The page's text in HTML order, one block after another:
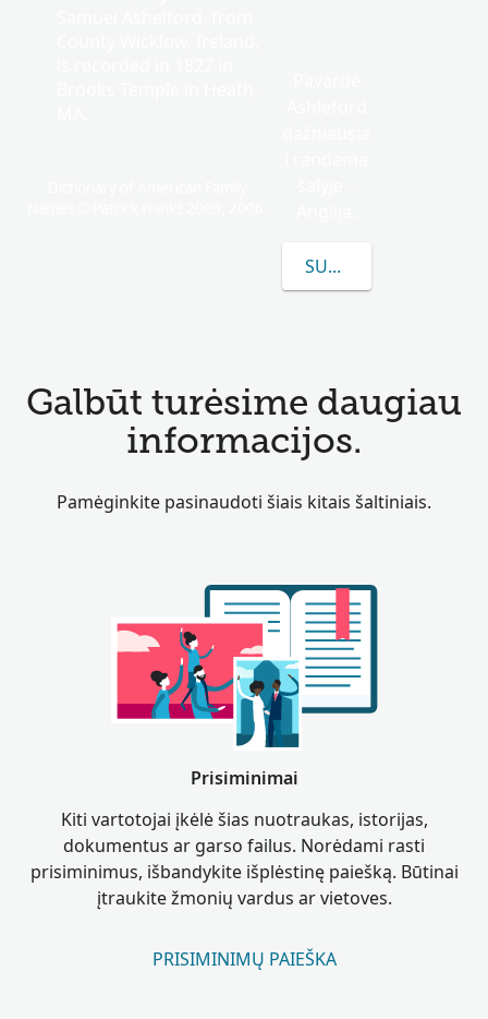
SUŽINOKITE
Galbūt turėsime daugiau
informacijos.
Pamėginkite pasinaudoti šiais kitais šaltiniais.
Prisiminimai
Kiti vartotojai įkėlė šias nuotraukas, istorijas,
dokumentus ar garso failus. Norėdami rasti
prisiminimus, išbandykite išplėstinę paiešką. Būtinai
įtraukite žmonių vardus ar vietoves.
PRISIMINIMŲ PAIEŠKA